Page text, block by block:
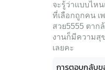
จะรู้ว่าแบบไห
ที่เลือกถูกคน เ
สวย5555 ตาก
งานก็มีความสุ
เลยคะ
การตอบกลับข